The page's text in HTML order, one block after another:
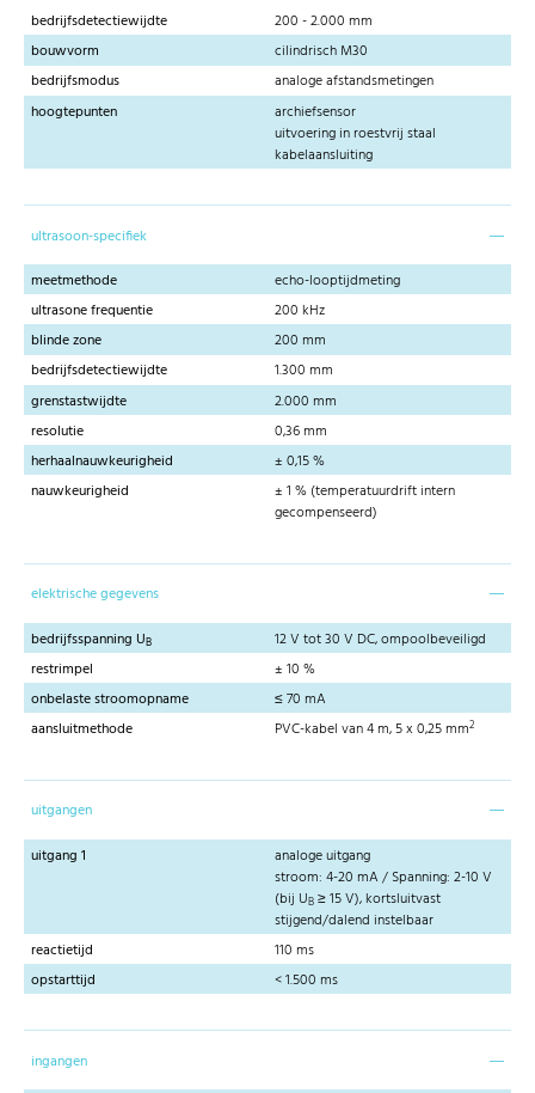
bedrijfsdetectiewijdte
200 - 2.000 mm
bouwvorm
cilindrisch M30
bedrijfsmodus
analoge afstandsmetingen
hoogtepunten
archiefsensor
uitvoering in roestvrij staal
kabelaansluiting
ultrasoon-specifiek
meetmethode
echo-looptijdmeting
ultrasone frequentie
200 kHz
blinde zone
200 mm
bedrijfsdetectiewijdte
1.300 mm
grenstastwijdte
2.000 mm
resolutie
0,36 mm
herhaalnauwkeurigheid
± 0,15 %
nauwkeurigheid
± 1 % (temperatuurdrift intern
gecompenseerd)
elektrische gegevens
bedrijfsspanning UB
12 V tot 30 V DC, ompoolbeveiligd
restrimpel
± 10 %
onbelaste stroomopname
≤ 70 mA
aansluitmethode
PVC-kabel van 4 m, 5 x 0,25 mm2
uitgangen
uitgang 1
analoge uitgang
stroom: 4-20 mA / Spanning: 2-10 V
(bij UB ≥ 15 V), kortsluitvast
stijgend/dalend instelbaar
reactietijd
110 ms
opstarttijd
< 1.500 ms
ingangen